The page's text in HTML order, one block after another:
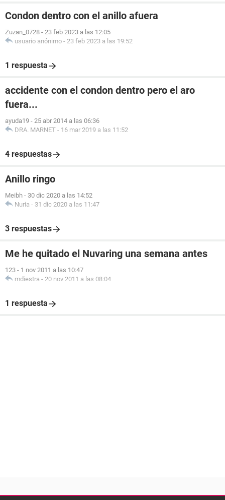
Condon dentro con el anillo afuera
Zuzan_0728 - 23 feb 2023 a las 12:05
usuario anónimo - 23 feb 2023 a las 19:52
1 respuesta
accidente con el condon dentro pero el aro
fuera...
ayuda19 - 25 abr 2014 a las 06:36
DRA. MARNET - 16 mar 2019 a las 11:52
4 respuestas
Anillo ringo
Meibh - 30 dic 2020 a las 14:52
Nuria - 31 dic 2020 a las 11:47
3 respuestas
Me he quitado el Nuvaring una semana antes
123 - 1 nov 2011 a las 10:47
mdiestra - 20 nov 2011 a las 08:04
1 respuesta